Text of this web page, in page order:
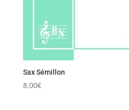
Sax Sémillon
8,00€